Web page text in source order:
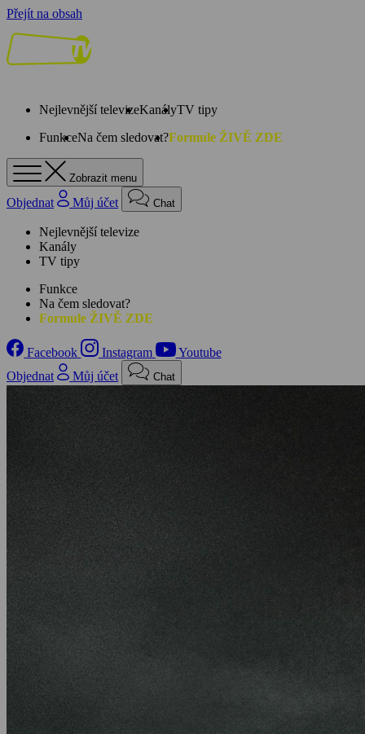
Přejít na obsah
Nejlevnější televizeKanályTV tipy
FunkceNa čem sledovat?Formule ŽIVĚ ZDE
Zobrazit menu
Objednat Můj účet Chat
Nejlevnější televize
Kanály
TV tipy
Funkce
Na čem sledovat?
Formule ŽIVĚ ZDE
Facebook Instagram
Youtube
Objednat
Můj účet Chat